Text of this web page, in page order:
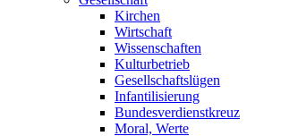
Kirchen
Wirtschaft
Wissenschaften
Kulturbetrieb
Gesellschaftslügen
Infantilisierung
Bundesverdienstkreuz
Moral, Werte